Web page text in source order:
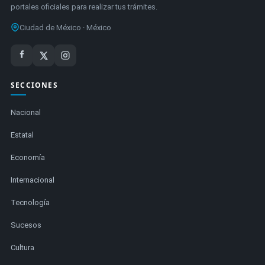
portales oficiales para realizar tus trámites.
Ciudad de México · México
SECCIONES
Nacional
Estatal
Economía
Internacional
Tecnología
Sucesos
Cultura